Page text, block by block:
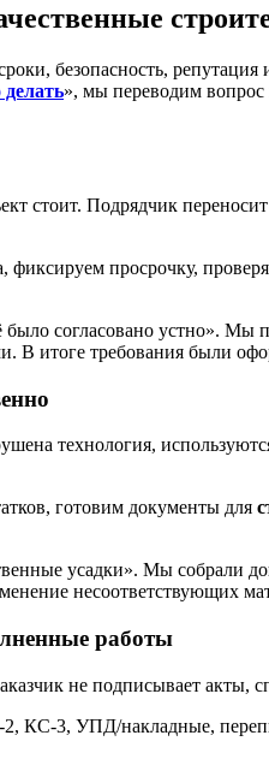
безопасность,
», мы переводим вопрос
стоит. Подрядчик переносит
просрочку,
согласовано устно». Мы
В итоге требования были
технология,
готовим документы для
усадки». Мы собрали
несоответствующих
работы
не подписывает акты,
КС-3, УПД/накладные,